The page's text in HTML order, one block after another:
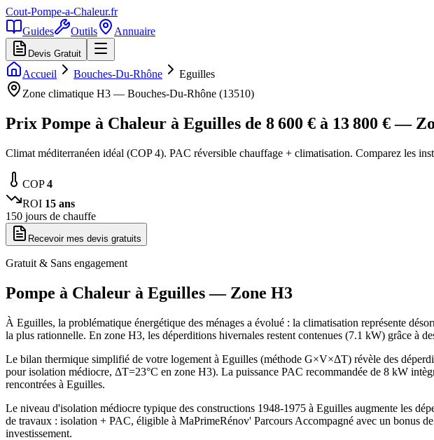
Cout-Pompe-a-Chaleur.fr
Guides
Outils Annuaire
Devis Gratuit
Accueil Bouches-Du-Rhône
Eguilles
Zone climatique H3 — Bouches-Du-Rhône (13510)
Prix Pompe à Chaleur à Eguilles de 8 600 € à 13 800 € —
Climat méditerranéen idéal (COP 4). PAC réversible chauffage + climatisation. Comparez les
COP4
ROI 15 ans
150 jours de chauffe
Recevoir mes devis gratuits
Gratuit & Sans engagement
Pompe à Chaleur à Eguilles— Zone H3
À Eguilles, la problématique énergétique des ménages a évolué : la climatisation représente
la plus rationnelle. En zone H3, les déperditions hivernales restent contenues (7.1 kW) grâce à
Le bilan thermique simplifié de votre logement à Eguilles (méthode G×V×ΔT) révèle des
pour isolation médiocre, ΔT=23°C en zone H3). La puissance PAC recommandée de 8 kW
rencontrées à Eguilles.
Le niveau d'isolation médiocre typique des constructions 1948-1975 à Eguilles augmente les
de travaux : isolation + PAC, éligible à MaPrimeRénov' Parcours Accompagné avec un bonus
investissement.